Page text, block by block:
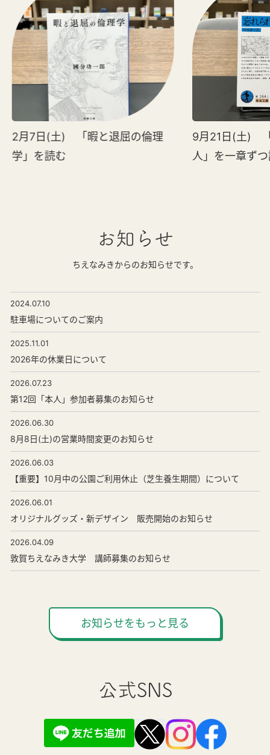
2月7日(土) 「暇と退屈の倫理
学」を読む
9月21日(土)
人」を一章ず
お知らせ
ちえなみきからのお知らせです。
2024.07.10
駐車場についてのご案内
2025.11.01
2026年の休業日について
2026.07.23
第12回「本人」参加者募集のお知らせ
2026.06.30
8月8日(土)の営業時間変更のお知らせ
2026.06.03
【重要】10月中の公園ご利用休止（芝生養生期間）について
2026.06.01
オリジナルグッズ・新デザイン 販売開始のお知らせ
2026.04.09
敦賀ちえなみき大学 講師募集のお知らせ
お知らせをもっと見る
公式SNS